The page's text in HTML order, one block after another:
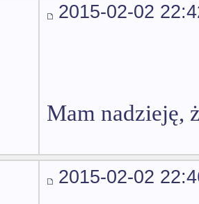
2015-02-02
Mam nadzieję,
2015-02-02